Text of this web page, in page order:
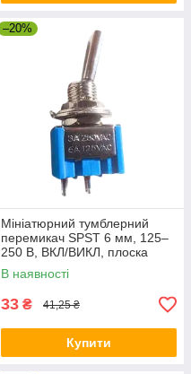
–20%
Мініатюрний тумблерний
перемикач SPST 6 мм, 125–
250 В, ВКЛ/ВИКЛ, плоска
ручка
В наявності
33 ₴ 41,25 ₴
Купити